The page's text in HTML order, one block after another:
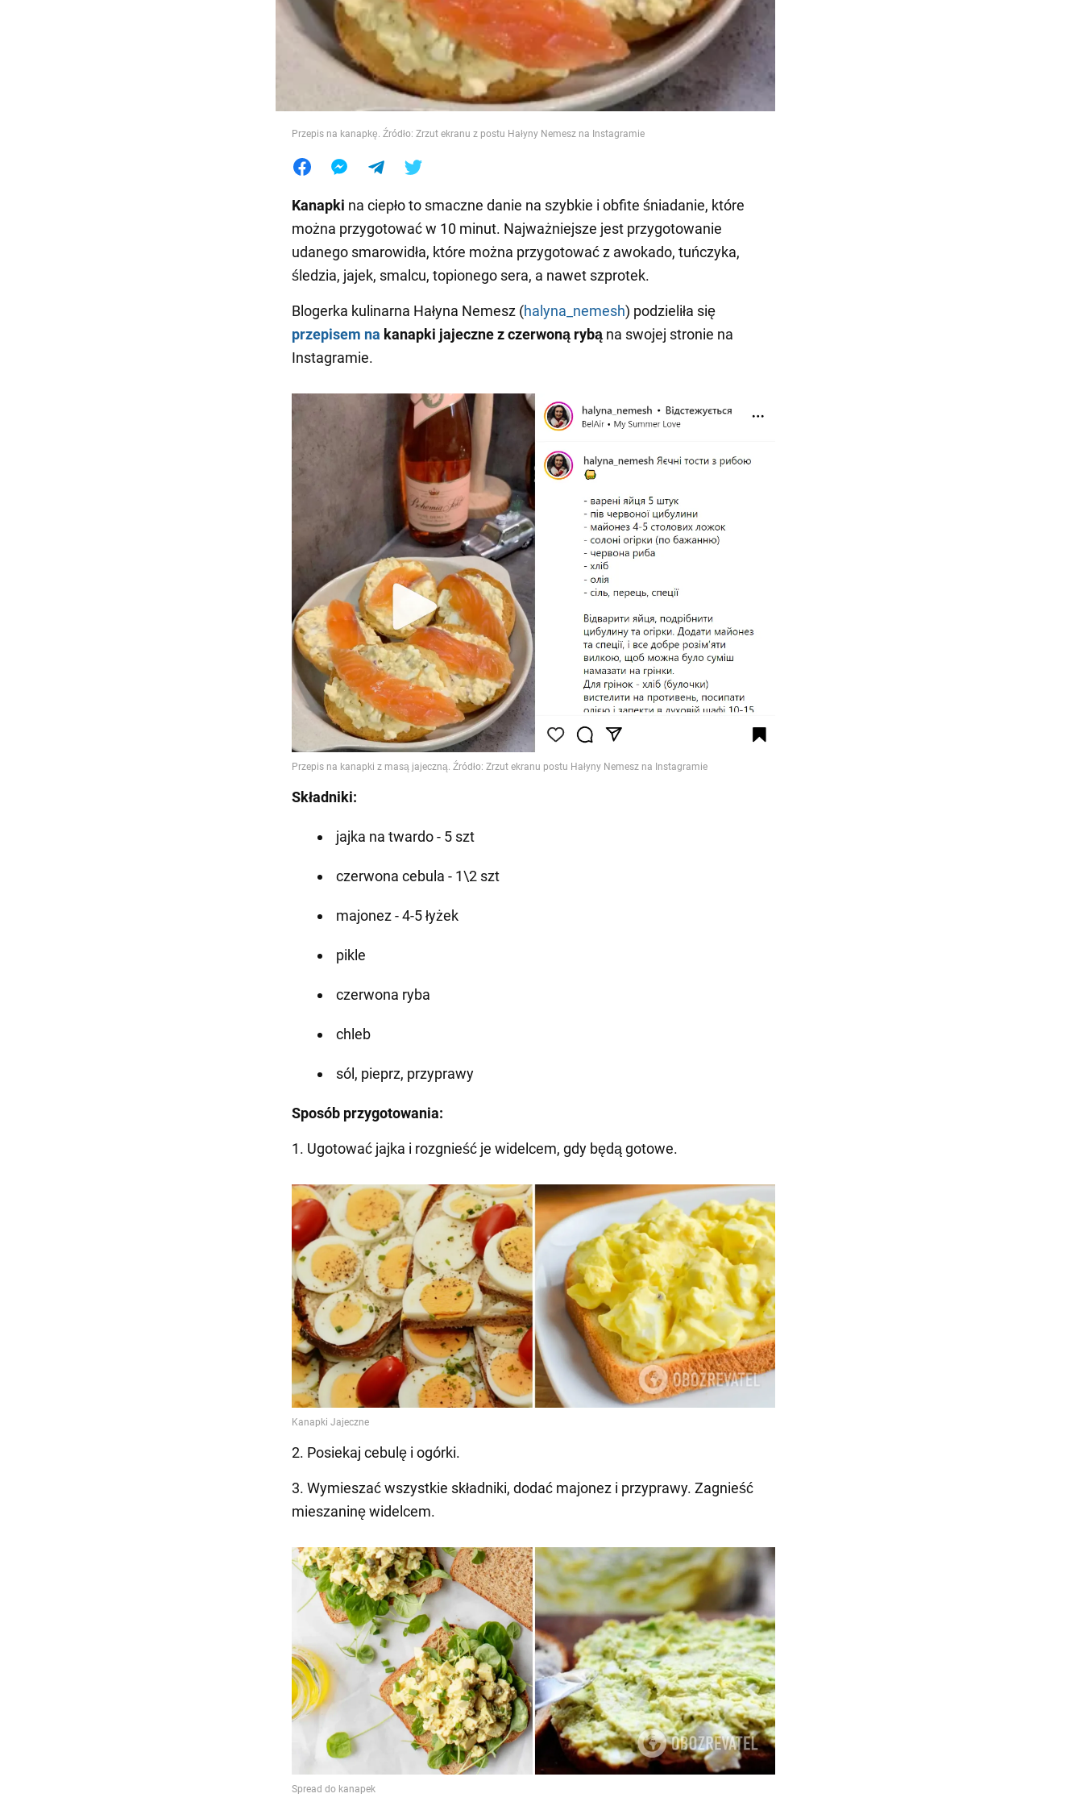
Jedzenie
Przepis na kanapkę. Źródło: Zrzut ekranu z postu Hałyny Nemesz na Instagramie
Kanapki na ciepło to smaczne danie na szybkie i obfite śniadanie, które
można przygotować w 10 minut. Najważniejsze jest przygotowanie
udanego smarowidła, które można przygotować z awokado, tuńczyka,
śledzia, jajek, smalcu, topionego sera, a nawet szprotek.
Blogerka kulinarna Hałyna Nemesz (halyna_nemesh) podzieliła się
przepisem na kanapki jajeczne z czerwoną rybą na swojej stronie na
Instagramie.
Składniki:
jajka na twardo - 5 szt
czerwona cebula - 1\2 szt
majonez - 4-5 łyżek
pikle
czerwona ryba
chleb
sól, pieprz, przyprawy
Sposób przygotowania:
1. Ugotować jajka i rozgnieść je widelcem, gdy będą gotowe.
2. Posiekaj cebulę i ogórki.
3. Wymieszać wszystkie składniki, dodać majonez i przyprawy. Zagnieść
mieszaninę widelcem.